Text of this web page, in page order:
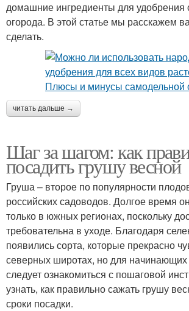
домашние ингредиенты для удобрения
огорода. В этой статье мы расскажем
сделать.
читать дальше →
Шаг за шагом: как
посадить грушу весной
Груша – второе по популярности
российских садоводов. Долгое время
только в южных регионах, поскольку
требовательна в уходе. Благодаря
появились сорта, которые прекрасно
северных широтах, но для начинающих
следует ознакомиться с пошаговой
узнать, как правильно сажать грушу
сроки посадки.